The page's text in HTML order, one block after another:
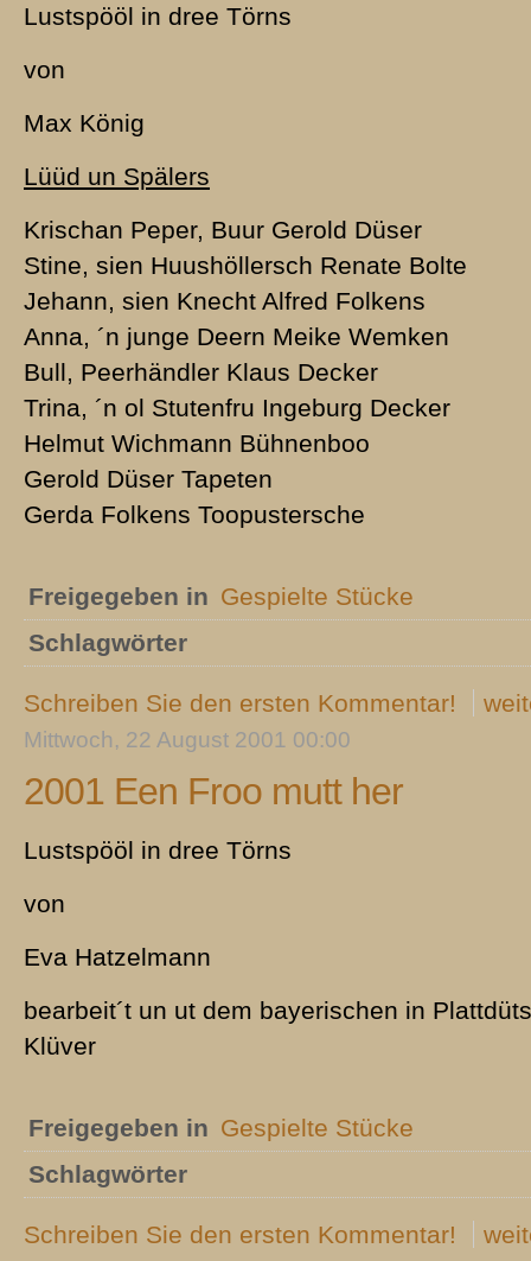
Lustspööl in dree Törns
von
Max König
Lüüd un Spälers
Krischan Peper, Buur Gerold Düser
Stine, sien Huushöllersch Renate Bolte
Jehann, sien Knecht Alfred Folkens
Anna, ´n junge Deern Meike Wemken
Bull, Peerhändler Klaus Decker
Trina, ´n ol Stutenfru Ingeburg Decker
Helmut Wichmann Bühnenboo
Gerold Düser Tapeten
Gerda Folkens Toopustersche
Freigegeben in Gespielte Stücke
Schlagwörter
Schreiben Sie den ersten Kommentar!
Mittwoch, 22 August 2001 00:00
2001 Een Froo mutt her
Lustspööl in dree Törns
von
Eva Hatzelmann
bearbeit´t un ut dem bayerischen in
Klüver
Freigegeben in Gespielte Stücke
Schlagwörter
Schreiben Sie den ersten Kommentar!